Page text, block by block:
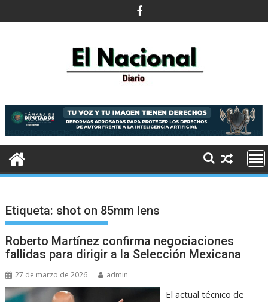
al
Etiqueta: shot on 85mm lens
Roberto Martínez confirma negociaciones
fallidas para dirigir a la Selección Mexicana
27 de marzo de 2026 admin
El actual técnico de